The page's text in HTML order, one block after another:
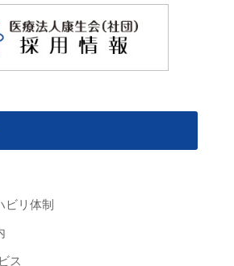
ビリ体制
ス